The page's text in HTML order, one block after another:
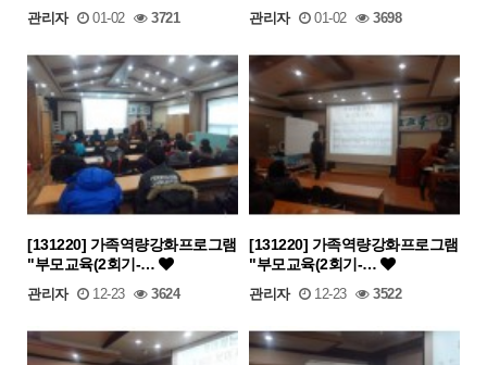
관리자 01-02 3721 관리자 01-02 3698
[131220] 가족역량강화프로그램
"부모교육(2회기-…
관리자 12-23 3624
[131220] 가족역량강화프로그램
"부모교육(2회기-…
관리자 12-23 3522